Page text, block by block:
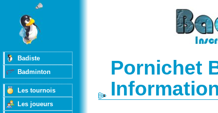
Badiste
Badminton
Les tournois
Les joueurs
Pornichet